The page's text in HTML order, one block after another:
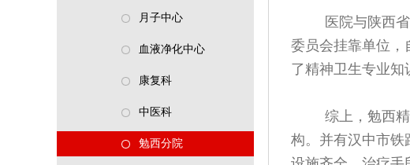
月子中心
血液净化中心
康复科
中医科
勉西分院
医院与陕西
委员会挂靠单位，
了精神卫生专业知
综上，勉西
构。并有汉中市铁